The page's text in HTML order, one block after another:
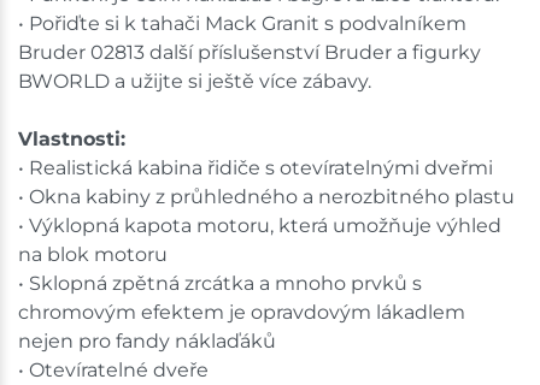
• Pořiďte si k tahači Mack Granit s podvalníkem
Bruder 02813 další příslušenství Bruder a figurky
BWORLD a užijte si ještě více zábavy.
Vlastnosti:
• Realistická kabina řidiče s otevíratelnými dveřmi
• Okna kabiny z průhledného a nerozbitného plastu
• Výklopná kapota motoru, která umožňuje výhled
na blok motoru
• Sklopná zpětná zrcátka a mnoho prvků s
chromovým efektem je opravdovým lákadlem
nejen pro fandy náklaďáků
• Otevíratelné dveře